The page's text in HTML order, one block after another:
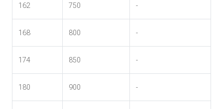
162 750 -
168 800 -
174 850 -
180 900 -